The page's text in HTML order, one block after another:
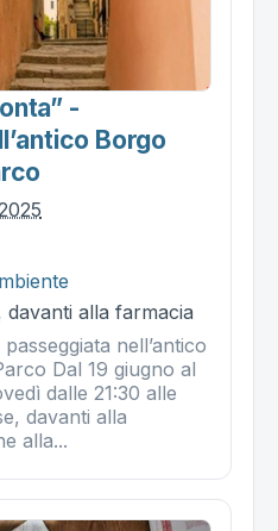
-
Borgo
alla farmacia
nell’antico
Dal 19 giugno al
dalle 21:30 alle
davanti alla
alla...